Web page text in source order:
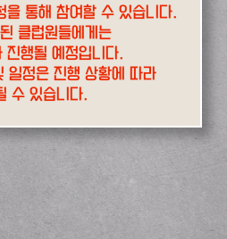
을 통해 참여할 수 있습니다.
클럽원들에게는
진행될 예정입니다.
일정은 진행 상황에 따라
수 있습니다.